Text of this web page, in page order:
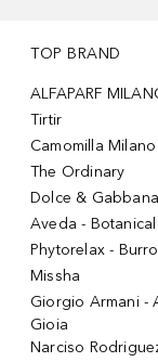
TOP BRAND
ALFAPARF
Tirtir
Camomilla Milano
The Ordinary
Dolce &
Aveda -
Phytorelax -
Missha
Giorgio Armani -
Gioia
Narciso